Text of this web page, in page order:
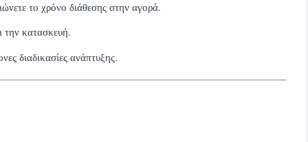
το χρόνο διάθεσης στην αγορά.
την κατασκευή.
διαδικασίες ανάπτυξης.